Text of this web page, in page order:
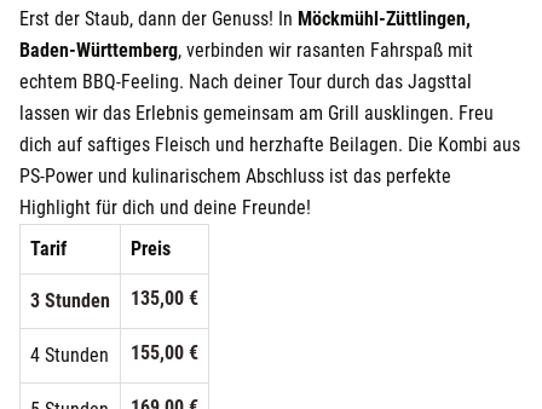
Erst der Staub, dann der Genuss! In Möckmühl-Züttlingen,
Baden-Württemberg, verbinden wir rasanten Fahrspaß mit
echtem BBQ-Feeling. Nach deiner Tour durch das Jagsttal
lassen wir das Erlebnis gemeinsam am Grill ausklingen. Freu
dich auf saftiges Fleisch und herzhafte Beilagen. Die Kombi aus
PS-Power und kulinarischem Abschluss ist das perfekte
Highlight für dich und deine Freunde!
Tarif
Preis
3 Stunden 135,00 €
4 Stunden 155,00 €